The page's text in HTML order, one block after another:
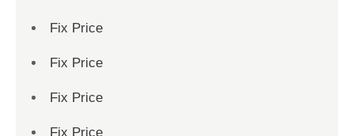
Fix Price
Fix Price
Fix Price
Fix Price